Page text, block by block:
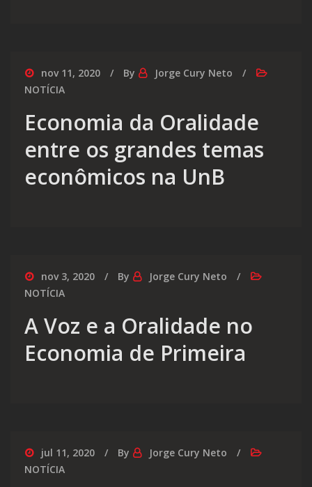
nov 11, 2020 By
Jorge Cury Neto
NOTÍCIA
Economia da Oralidade
entre os grandes temas
econômicos na UnB
nov 3, 2020 By
Jorge Cury Neto
NOTÍCIA
A Voz e a Oralidade no
Economia de Primeira
jul 11, 2020 By
Jorge Cury Neto
NOTÍCIA